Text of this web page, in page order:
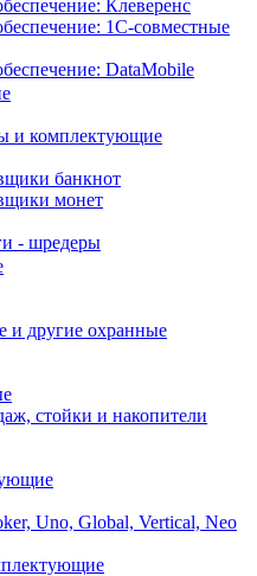
Клеверенс
1С-совместные
DataMobile
и комплектующие
банкнот
монет
- шредеры
и другие охранные
стойки и накопители
Uno, Global, Vertical, Neo